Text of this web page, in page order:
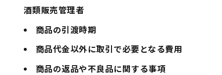
酒類販売管理者
商品の引渡時期
商品代金以外に取引で必要となる費用
商品の返品や不良品に関する事項